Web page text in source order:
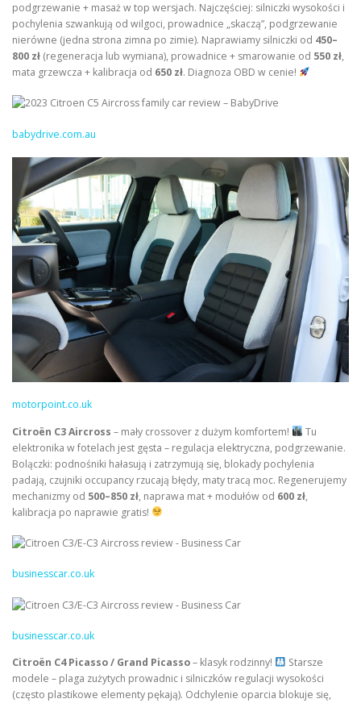
podgrzewanie + masaż w top wersjach. Najczęściej: silniczki wysokości i
pochylenia szwankują od wilgoci, prowadnice „skaczą”, podgrzewanie
nierówne (jedna strona zimna po zimie). Naprawiamy silniczki od 450–
800 zł (regeneracja lub wymiana), prowadnice + smarowanie od 550 zł,
mata grzewcza + kalibracja od 650 zł. Diagnoza OBD w cenie!
babydrive.com.au
motorpoint.co.uk
Citroën C3 Aircross – mały crossover z dużym komfortem!
Tu
elektronika w fotelach jest gęsta – regulacja elektryczna, podgrzewanie.
Bolączki: podnośniki hałasują i zatrzymują się, blokady pochylenia
padają, czujniki occupancy rzucają błędy, maty tracą moc. Regenerujemy
mechanizmy od 500–850 zł, naprawa mat + modułów od 600 zł,
kalibracja po naprawie gratis!
businesscar.co.uk
businesscar.co.uk
Citroën C4 Picasso / Grand Picasso– klasyk rodzinny!
Starsze
modele – plaga zużytych prowadnic i silniczków regulacji wysokości
(często plastikowe elementy pękają). Odchylenie oparcia blokuje się,